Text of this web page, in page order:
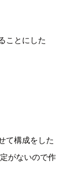
ことにした
て構成をした
がないので作